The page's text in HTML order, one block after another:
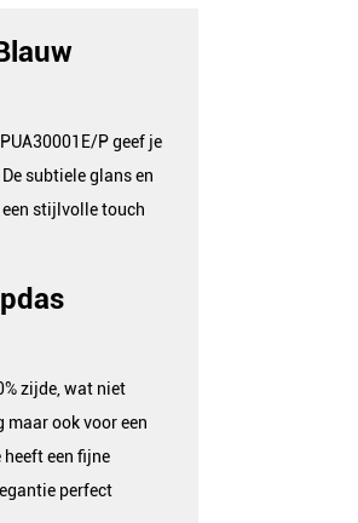
P geef je
subtiele glans en
stijlvolle touch
zijde, wat niet
ook voor een
een fijne
perfect